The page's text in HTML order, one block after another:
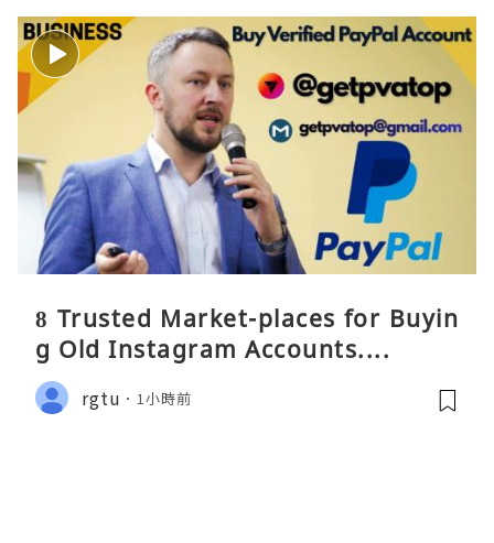
8 Trusted Market-places for Buyin
g Old Instagram Accounts....
rgtu 1小時前